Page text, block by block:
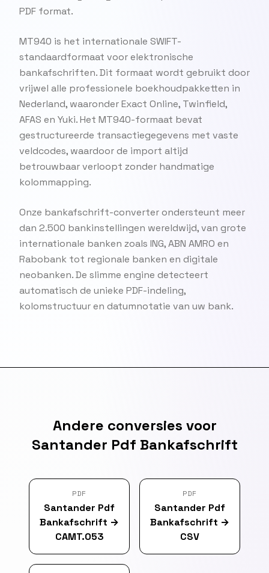
PDF format.
MT940 is het internationale SWIFT-
standaardformaat voor elektronische
bankafschriften. Dit formaat wordt gebruikt door
vrijwel alle professionele boekhoudpakketten in
Nederland, waaronder Exact Online, Twinfield,
AFAS en Yuki. Het MT940-formaat bevat
gestructureerde transactiegegevens met vaste
veldcodes, waardoor de import altijd
betrouwbaar verloopt zonder handmatige
kolommapping.
Onze bankafschrift-converter ondersteunt meer
dan 2.500 bankinstellingen wereldwijd, van grote
internationale banken zoals ING, ABN AMRO en
Rabobank tot regionale banken en digitale
neobanken. De slimme engine detecteert
automatisch de unieke PDF-indeling,
kolomstructuur en datumnotatie van uw bank.
Andere conversies voor
Santander Pdf Bankafschrift
PDF
Santander Pdf
Bankafschrift →
CAMT.053
PDF
Santander Pdf
Bankafschrift →
CSV